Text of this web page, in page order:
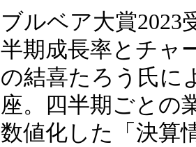
ブルベア大賞2023
半期成長率とチャ
の結喜たろう氏に
座。四半期ごとの
数値化した「決算